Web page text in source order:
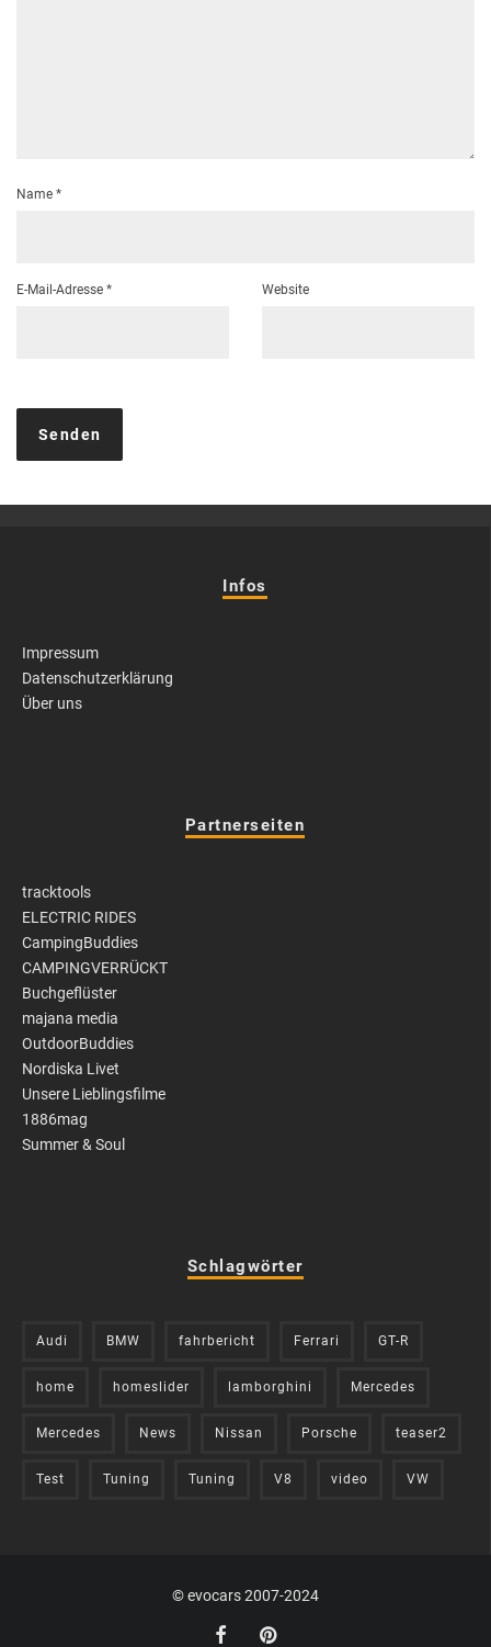
Name *
E-Mail-Adresse * Website
Infos
Impressum
Datenschutzerklärung
Über uns
Partnerseiten
tracktools
ELECTRIC RIDES
CampingBuddies
CAMPINGVERRÜCKT
Buchgeflüster
majana media
OutdoorBuddies
Nordiska Livet
Unsere Lieblingsfilme
1886mag
Summer & Soul
Schlagwörter
Audi BMW fahrbericht Ferrari GT-R
home homeslider lamborghini Mercedes
Mercedes News Nissan Porsche teaser2
Test Tuning Tuning V8 video VW
© evocars 2007-2024